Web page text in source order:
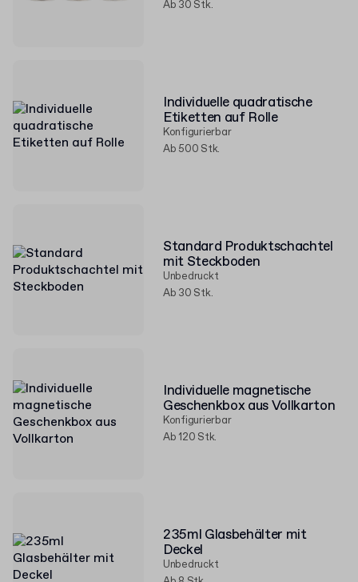
Ab 30 Stk.
Individuelle quadratische
Etiketten auf Rolle
Konfigurierbar
Ab 500 Stk.
Standard Produktschachtel
mit Steckboden
Unbedruckt
Ab 30 Stk.
Individuelle magnetische
Geschenkbox aus Vollkarton
Konfigurierbar
Ab 120 Stk.
235ml Glasbehälter mit
Deckel
Unbedruckt